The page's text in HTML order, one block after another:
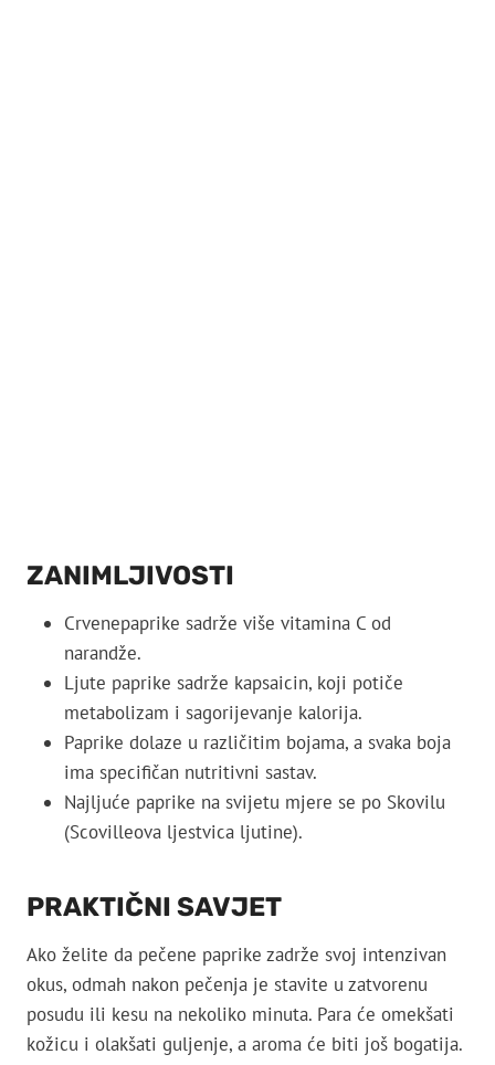
ZANIMLJIVOSTI
Crvenepaprike sadrže više vitamina C od
narandže.
Ljute paprike sadrže kapsaicin, koji potiče
metabolizam i sagorijevanje kalorija.
Paprike dolaze u različitim bojama, a svaka boja
ima specifičan nutritivni sastav.
Najljuće paprike na svijetu mjere se po Skovilu
(Scovilleova ljestvica ljutine).
PRAKTIČNI SAVJET
Ako želite da pečene paprike zadrže svoj intenzivan
okus, odmah nakon pečenja je stavite u zatvorenu
posudu ili kesu na nekoliko minuta. Para će omekšati
kožicu i olakšati guljenje, a aroma će biti još bogatija.